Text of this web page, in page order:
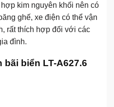
kim nguyên khối nên có
ghế, xe điện có thể vận
rất thích hợp đối với các
đình.
biển LT-A627.6